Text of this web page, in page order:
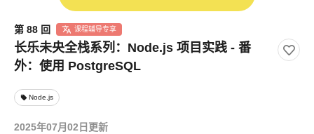
第 88 回 课程辅导专享
长乐未央全栈系列：Node.js 项目实践 - 番
外：使用 PostgreSQL
local_offer Node.js
2025年07月02日更新